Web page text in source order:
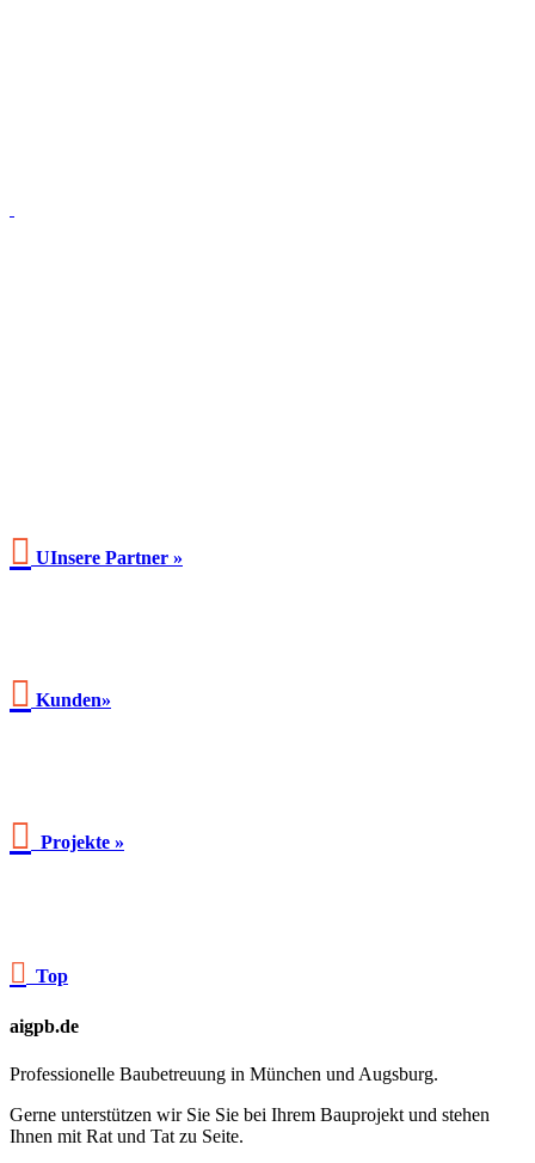
 UInsere Partner »
 Kunden»
 Projekte »
 Top
aigpb.de
Professionelle Baubetreuung in München und Augsburg.
Gerne unterstützen wir Sie Sie bei Ihrem Bauprojekt und stehen
Ihnen mit Rat und Tat zu Seite.